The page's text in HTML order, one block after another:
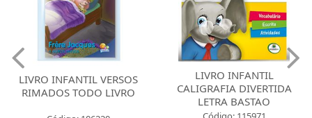
LIVRO INFANTIL VERSOS
RIMADOS TODO LIVRO
LIVRO INFANTIL
CALIGRAFIA DIVERTIDA
LETRA BASTAO